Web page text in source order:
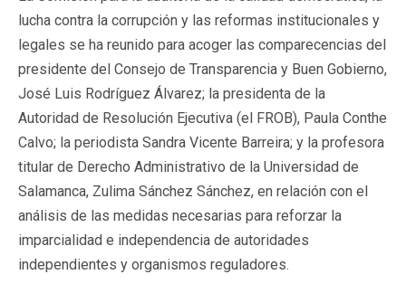
lucha contra la corrupción y las reformas institucionales y
legales se ha reunido para acoger las comparecencias del
presidente del Consejo de Transparencia y Buen Gobierno,
José Luis Rodríguez Álvarez; la presidenta de la
Autoridad de Resolución Ejecutiva (el FROB), Paula Conthe
Calvo; la periodista Sandra Vicente Barreira; y la profesora
titular de Derecho Administrativo de la Universidad de
Salamanca, Zulima Sánchez Sánchez, en relación con el
análisis de las medidas necesarias para reforzar la
imparcialidad e independencia de autoridades
independientes y organismos reguladores.